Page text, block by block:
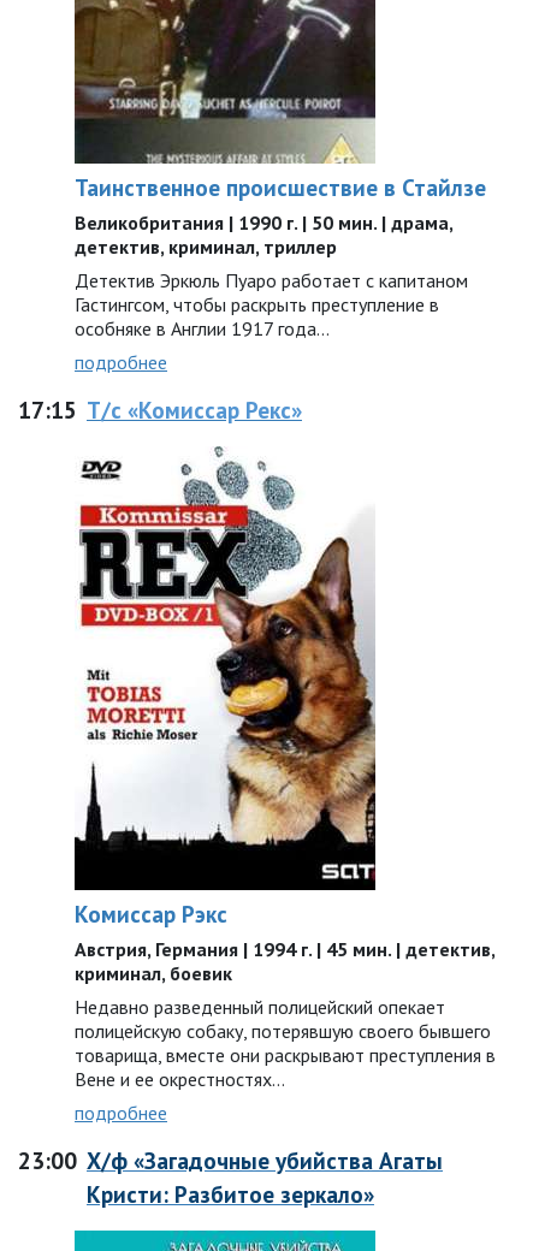
Таинственное происшествие в Стайлзе
Великобритания | 1990 г. | 50 мин. | драма,
детектив, криминал, триллер
Детектив Эркюль Пуаро работает с капитаном
Гастингсом, чтобы раскрыть преступление в
особняке в Англии 1917 года…
подробнее
17:15 Т/с «Комиссар Рекс»
Комиссар Рэкс
Австрия, Германия | 1994 г. | 45 мин. | детектив,
криминал, боевик
Недавно разведенный полицейский опекает
полицейскую собаку, потерявшую своего бывшего
товарища, вместе они раскрывают преступления в
Вене и ее окрестностях…
подробнее
23:00 Х/ф «Загадочные убийства Агаты
Кристи: Разбитое зеркало»